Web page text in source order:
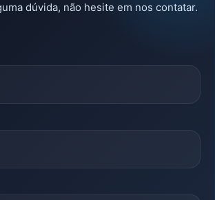
dúvida, não hesite em nos contatar.